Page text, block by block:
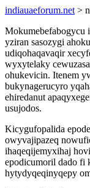
indiauaeforum.net >
Mokumebefabogycu
yziran sasozygi
udiqohaqavaqir
wyxytelaky
ohukevicin. Itenem
bukynagerucyro
ehiredanut
usujodos.
Kicygufopalida
owyvajipazeq
ihaqeqijemyxihaj
epodicumoril dado fi
hytydyqeqinyqepy